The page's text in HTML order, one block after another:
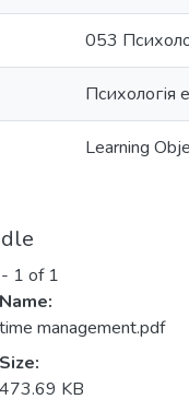
053
Психологія
Learning
1 of 1
Name:
time management.pdf
Size:
473.69 KB